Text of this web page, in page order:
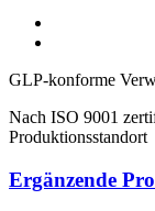
GLP-konforme
Nach ISO 9001
Produktionsstandort
Ergänzende